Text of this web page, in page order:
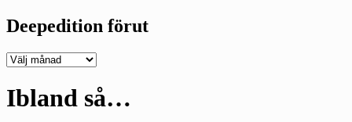
Deepedition förut
Deepedition
Ibland så…